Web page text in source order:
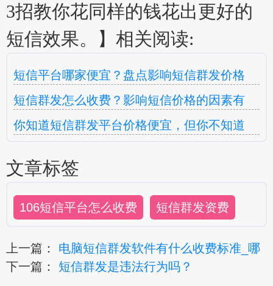
3招教你花同样的钱花出更好的
短信效果。】相关阅读:
短信平台哪家便宜？盘点影响短信群发价格
短信群发怎么收费？影响短信价格的因素有
你知道短信群发平台价格便宜，但你不知道
文章标签
106短信平台怎么收费 短信群发资费
上一篇： 电脑短信群发软件有什么收费标准_哪
下一篇： 短信群发是违法行为吗？